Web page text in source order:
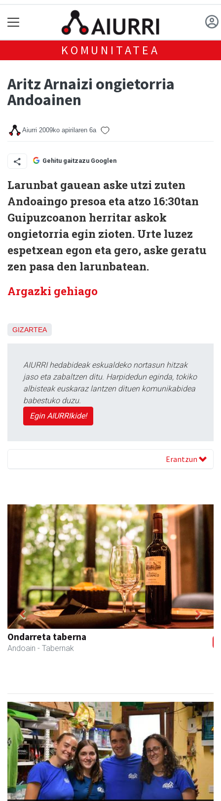
KOMUNITATEA
Aritz Arnaizi ongietorria
Andoainen
Aiurri 2009ko apirilaren 6a
Gehitu gaitzazu Googlen
Larunbat gauean aske utzi zuten
Andoaingo presoa eta atzo 16:30tan
Guipuzcoanon herritar askok
ongietorria egin zioten. Urte luzez
espetxean egon eta gero, aske geratu
zen pasa den larunbatean.
Argazki gehiago
GIZARTEA
AIURRI hedabideak eskualdeko nortasun hitzak
jaso eta zabaltzen ditu. Harpidedun eginda, tokiko
albisteak euskaraz lantzen dituen komunikabidea
babestuko duzu.
Egin AIURRIkide!
Erantzun
Bastero Kulturgunea
Andoain - Kulturguneak
Previous Next